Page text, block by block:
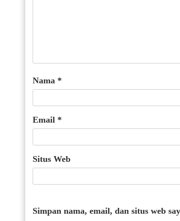
Nama *
Email *
Situs Web
Simpan nama, email, dan situs web